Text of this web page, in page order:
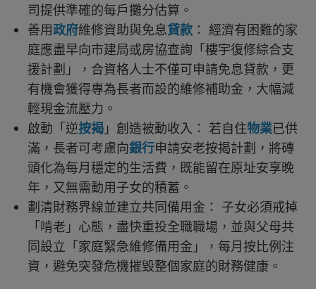
司提供準確的每戶攤分估算。
善用政府維修資助與免息貸款 ： 經濟有困難的家
庭應盡早向市建局或房協查詢「樓宇復修綜合支
援計劃」，合資格人士不僅可申請免息貸款，更
有機會獲得專為長者而設的維修補助金，大幅減
輕現金流壓力。
啟動「逆按揭 」創造被動收入： 若自住物業已供
滿，長者可考慮向銀行申請安老按揭計劃，將磚
頭化為每月穩定的生活費，既能留在原址安享晚
年，又無需動用子女的積蓄。
劃清財務界線並建立共同備用金： 子女必須戒掉
「啃老」心態，盡快重投全職職場，並與父母共
同設立「家庭緊急維修備用金」，每月按比例注
資，避免突發危機摧毀整個家庭的財務健康。